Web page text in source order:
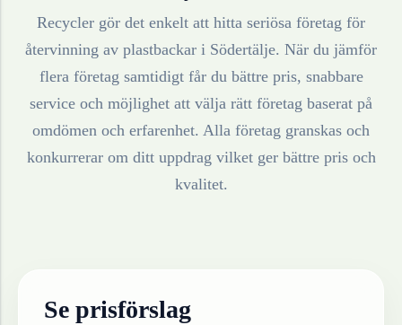
Recycler gör det enkelt att hitta seriösa företag för
återvinning av plastbackar i Södertälje. När du jämför
flera företag samtidigt får du bättre pris, snabbare
service och möjlighet att välja rätt företag baserat på
omdömen och erfarenhet. Alla företag granskas och
konkurrerar om ditt uppdrag vilket ger bättre pris och
kvalitet.
Se prisförslag